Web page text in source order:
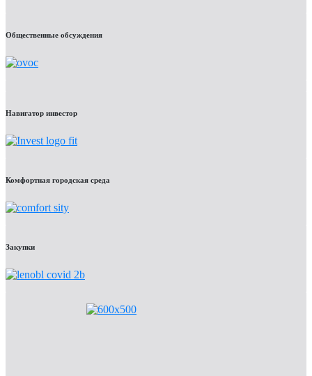
Общественные обсуждения
Навигатор инвестор
Комфортная городская среда
Закупки